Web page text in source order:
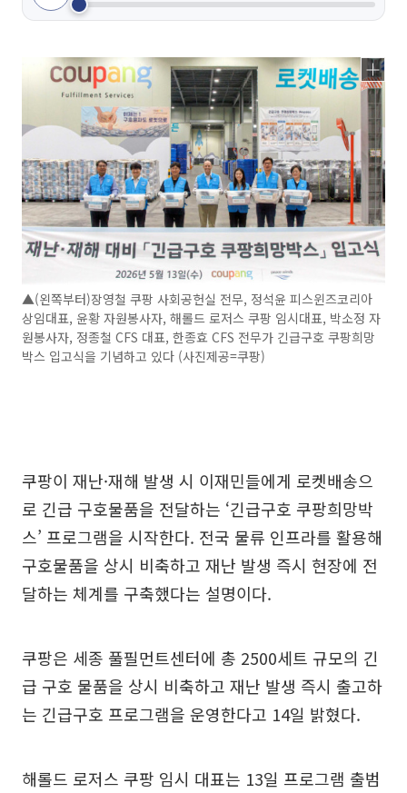
▲(왼쪽부터)장영철 쿠팡 사회공헌실 전무, 정석윤 피스윈즈코리아
상임대표, 윤황 자원봉사자, 해롤드 로저스 쿠팡 임시대표, 박소정 자
원봉사자, 정종철 CFS 대표, 한종효 CFS 전무가 긴급구호 쿠팡희망
박스 입고식을 기념하고 있다 (사진제공=쿠팡)
쿠팡이 재난·재해 발생 시 이재민들에게 로켓배송으
로 긴급 구호물품을 전달하는 ‘긴급구호 쿠팡희망박
스’ 프로그램을 시작한다. 전국 물류 인프라를 활용해
구호물품을 상시 비축하고 재난 발생 즉시 현장에 전
달하는 체계를 구축했다는 설명이다.
쿠팡은 세종 풀필먼트센터에 총 2500세트 규모의 긴
급 구호 물품을 상시 비축하고 재난 발생 즉시 출고하
는 긴급구호 프로그램을 운영한다고 14일 밝혔다.
해롤드 로저스 쿠팡 임시 대표는 13일 프로그램 출범